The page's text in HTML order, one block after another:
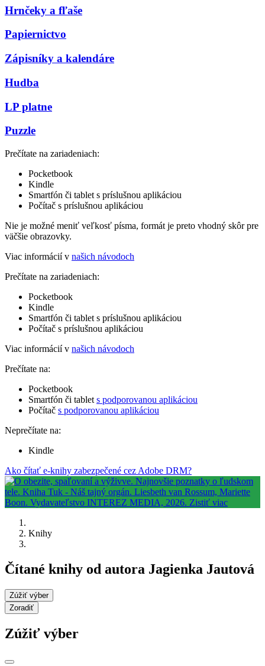
Hrnčeky a fľaše
Papiernictvo
Zápisníky a kalendáre
Hudba
LP platne
Puzzle
Prečítate na zariadeniach:
Pocketbook
Kindle
Smartfón či tablet s príslušnou aplikáciou
Počítač s príslušnou aplikáciou
Nie je možné meniť veľkosť písma, formát je preto vhodný skôr pre
väčšie obrazovky.
Viac informácií v našich návodoch
Prečítate na zariadeniach:
Pocketbook
Kindle
Smartfón či tablet s príslušnou aplikáciou
Počítač s príslušnou aplikáciou
Viac informácií v našich návodoch
Prečítate na:
Pocketbook
Smartfón či tablet s podporovanou aplikáciou
Počítač s podporovanou aplikáciou
Neprečítate na:
Kindle
Ako čítať e-knihy zabezpečené cez Adobe DRM?
Knihy
Čítané knihy od autora Jagienka Jautová
Zúžiť výber
Zoradiť
Zúžiť výber